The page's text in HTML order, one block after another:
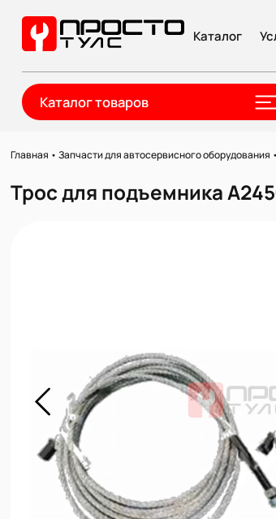
Каталог
Каталог товаров
Главная •Запчасти для автосервисного оборудования
Трос для подъемника